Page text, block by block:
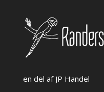
en del af JP Handel